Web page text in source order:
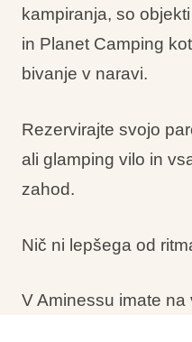
kampiranja, so
in Planet Camping
bivanje v naravi.
Rezervirajte svojo
ali glamping vilo in
zahod.
Nič ni lepšega od
V Aminessu imate